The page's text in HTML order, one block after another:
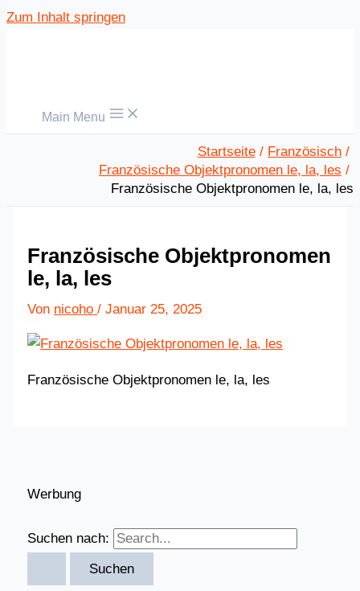
Zum Inhalt springen
Main Menu
Startseite
Französisch
Französische Objektpronomen le, la, les
Französische Objektpronomen le, la, les
Französische Objektpronomen
le, la, les
Von nicoho/Januar 25, 2025
Französische Objektpronomen le, la, les
Werbung
Suchen nach: